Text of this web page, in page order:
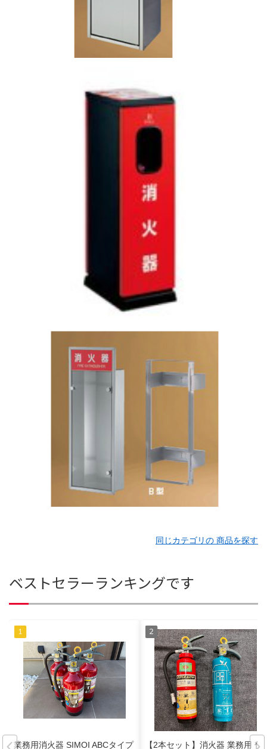
同じカテゴリの 商品を探す
ベストセラーランキングです
業務用消火器 SIMOI ABCタイプ 【2本セット】消火器 業務用 住